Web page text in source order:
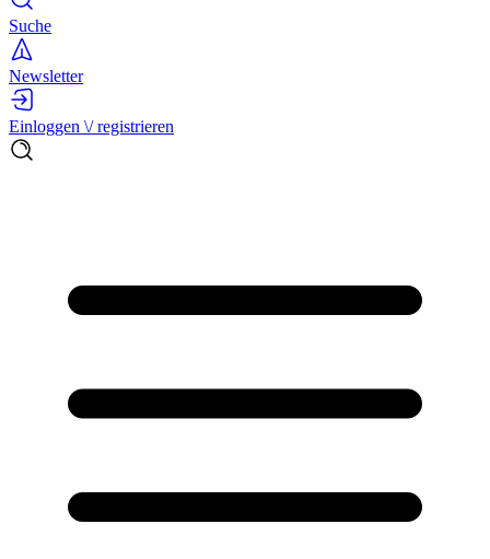
Suche
Newsletter
Einloggen \/ registrieren